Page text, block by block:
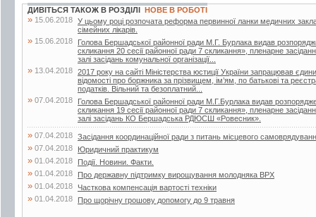
ДИВІТЬСЯ ТАКОЖ В РОЗДІЛІ НОВЕ В РОБОТІ
» 15.06.2018 У цьому році розпочата реформа первинної ланки медичних
сімейних лікарів.
» 15.06.2018
Голова Бершадської районної ради М.Г. Бурлака видав
скликання 20 сесії районної ради 7 скликання», пленарне
залі засідань комунальної організації...
» 13.04.2018 2017 року на сайті Міністерства юстиції України запрацював
відомості про боржника за прізвищем, ім’ям, по батькові та
податків. Вільний та безоплатний...
» 07.04.2018
Голова Бершадської районної ради М.Г.Бурлака видав
скликання 19 сесії районної ради 7 скликання», пленарне
залі засідань КО Бершадська РДЮСШ «Ровесник».
» 07.04.2018 Засідання координаційної ради з питань місцевого
» 07.04.2018 Юридичний практикум
» 01.04.2018 Події. Новини. Факти.
» 01.04.2018 Про державну підтримку вирощування молодняка ВРХ
» 01.04.2018 Часткова компенсація вартості техніки
» 01.04.2018 Про щорічну грошову допомогу до 9 травня